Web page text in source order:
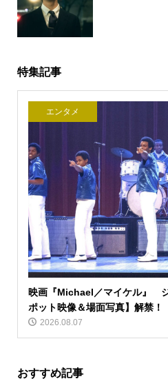
特集記事
エンタメ
映画『Michael／マイケル』
ポット映像＆場面写真】解禁
2026.08.07
おすすめ記事